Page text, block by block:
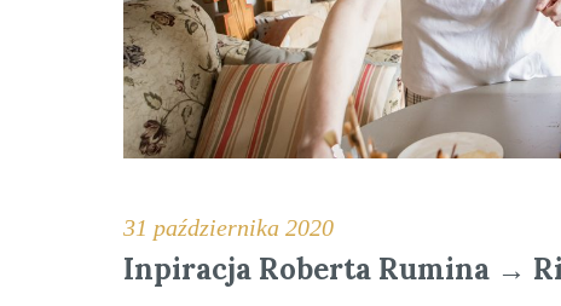
31 października 2020
Inpiracja Roberta Rumina →